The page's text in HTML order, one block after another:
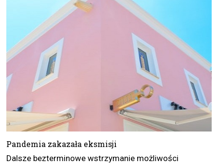
Pandemia zakazała eksmisji
Dalsze bezterminowe wstrzymanie możliwości